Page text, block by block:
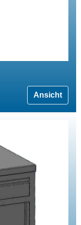
Ansicht